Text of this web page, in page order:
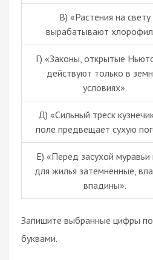
В) «Растения на свету
вырабатывают
Г) «Законы, открытые
действуют только в
условиях».
Д) «Сильный треск
поле предвещает сухую
Е) «Перед засухой
для жилья затемнённые,
впадины».
Запишите выбранные цифры
буквами.